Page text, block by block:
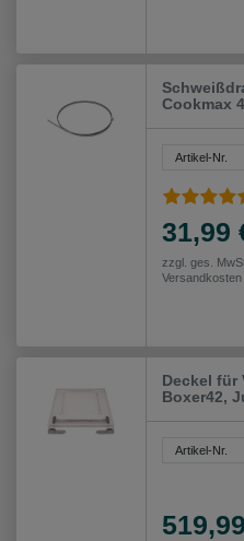
Cookmax
Artikel-Nr.
31,99
zzgl. ges.
Versandkosten
Deckel für
Boxer42,
Artikel-Nr.